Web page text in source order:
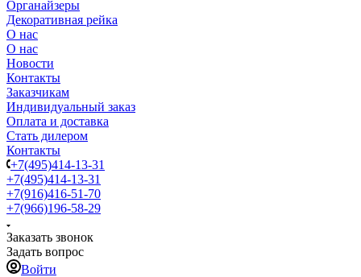
Органайзеры
Декоративная рейка
О нас
О нас
Новости
Контакты
Заказчикам
Индивидуальный заказ
Оплата и доставка
Стать дилером
Контакты
+7(495)414-13-31
+7(495)414-13-31
+7(916)416-51-70
+7(966)196-58-29
Заказать звонок
Задать вопрос
Войти